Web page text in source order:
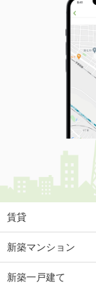
鹿児島県薩摩川
鹿児島県鹿児島
鹿児島県姶良郡
賃貸
新築マンション
新築一戸建て